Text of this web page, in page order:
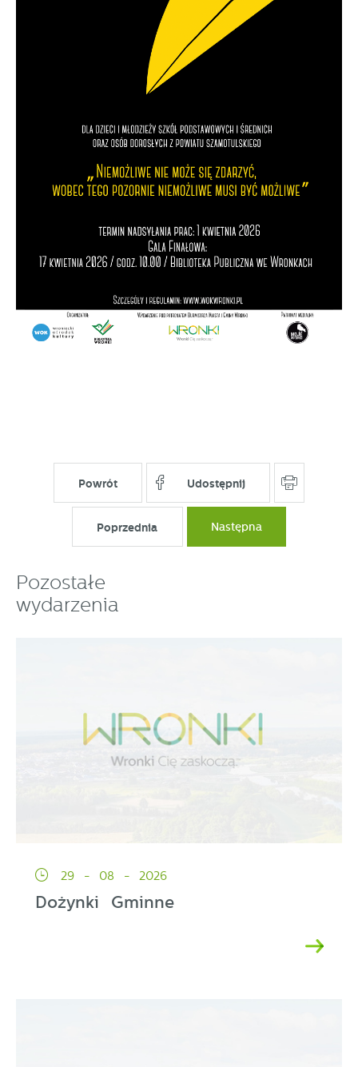
Powrót Udostępnij
Poprzednia Następna
Pozostałe
wydarzenia
29 - 08 - 2026
Dożynki Gminne
upodobań oraz Twoich zwyczajów dotyczących
przeglądanej witryny internetowej. Treści promocyjne
mogą pojawić się na stronach podmiotów trzecich
lub firm będących naszymi partnerami oraz innych
dostawców usług. Firmy te działają w charakterze
pośredników prezentujących nasze treści w postaci